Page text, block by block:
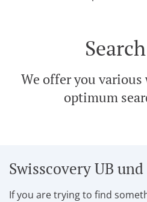
We offer you
optimum
Swisscovery UB
If you are trying to find